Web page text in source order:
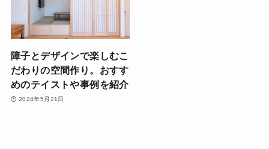
障子とデザインで楽しむこ
だわりの空間作り。おすす
めのテイストや事例を紹介
2024年5月21日